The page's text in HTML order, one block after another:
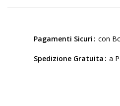
Pagamenti Sicuri con
Spedizione Gratuita a